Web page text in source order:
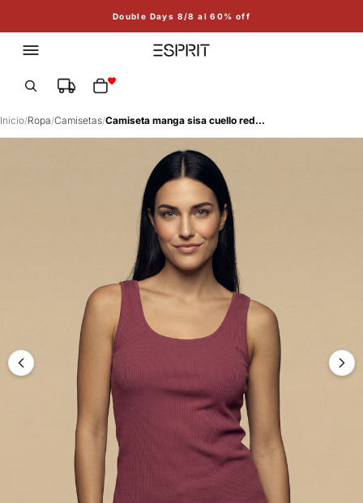
Double Days 8/8 al 60% off
Inicio/Ropa/Camisetas/ Camiseta manga sisa cuello redondo largo extendido - Rojo